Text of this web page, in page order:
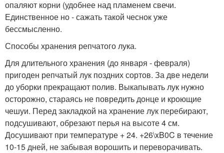
опаляют корни (удобнее над пламенем свечи.
Единственное но - сажать такой чеснок уже
бессмысленно.
Способы хранения репчатого лука.
Для длительного хранения (до января - февраля)
пригоден репчатый лук поздних сортов. За две недели
до уборки прекращают полив. Выкапывать лук нужно
осторожно, стараясь не повредить донце и кроющие
чешуи. Перед закладкой на хранение лук перебирают,
подсушивают, обрезают перья на высоте 4 см.
Досушивают при температуре + 24. +26\xB0C в течение
10-15 дней, не забывая ворошить и переворачивать.